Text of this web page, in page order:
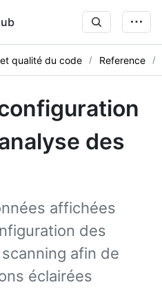
qualité du code Reference
des
affichées
des
afin de
éclairées